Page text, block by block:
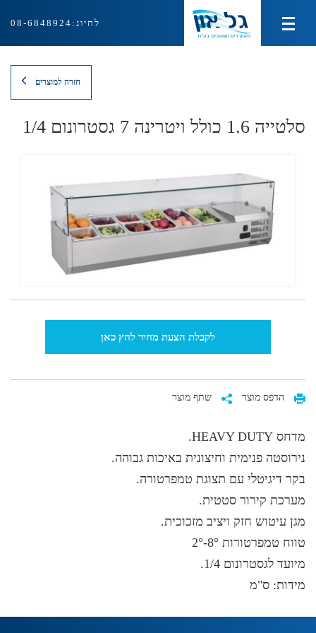
מוצרי איוורור ושאיבה
צור קשר
08-6848924 לחיוג:
חזרה למוצרים
סלטייה 1.6 כולל ויטרינה 7 גסטרונום 1/4
לקבלת הצעת מחיר לחץ כאן
הדפס מוצר שתף מוצר
מדחס HEAVY DUTY.
נירוסטה פנימית וחיצונית באיכות גבוהה.
בקר דיגיטלי עם תצוגת טמפרטורה.
מערכת קירור סטטית.
מגן עיטוש חזק ויציב מזכוכית.
טווח טמפרטורות 8°-2°
מיועד לגסטרונום 1/4.
מידות: ס"מ